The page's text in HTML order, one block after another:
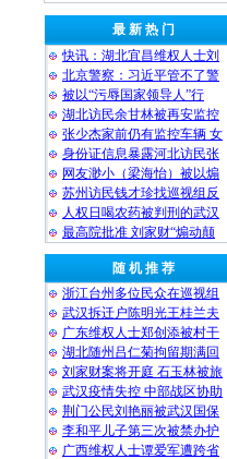
最 新 热 门
快讯：湖北宜昌维权人士刘
北京警察：习近平管不了警
被以“污辱国家领导人”行
湖北访民余甘林被再安监控
张少杰家前仍有监控车辆 女
身份证信息暴露河北访民张
网友渺小（梁海怡）被以煽
苏州访民钱才珍找巡视组反
人权日喝农药被判刑的武汉
最高院批准 刘家财“煽动颠
随 机 推 荐
浙江台州多位民众在巡视组
武汉拆迁户陈明光王桂兰夫
广东维权人士郑创添被村干
湖北随州吕仁菊拘留期满回
刘家财案将开庭 石玉林被旅
武汉疫情失控 中部战区协助
荆门公民刘艳丽被武汉国保
李和平儿子第三次被禁办护
广西维权人士谭爱军遭跨省